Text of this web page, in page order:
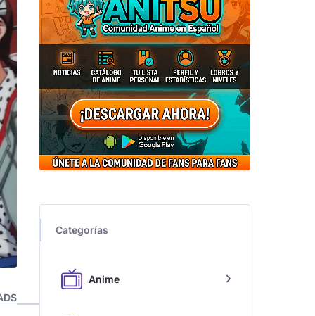
Categorías
Anime